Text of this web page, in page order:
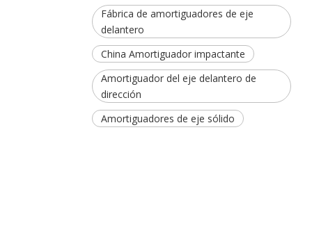
Fábrica de amortiguadores de eje
delantero
China Amortiguador impactante
Amortiguador del eje delantero de
dirección
Amortiguadores de eje sólido